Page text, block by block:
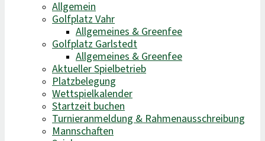
Allgemein
Golfplatz Vahr
Allgemeines & Greenfee
Golfplatz Garlstedt
Allgemeines & Greenfee
Aktueller Spielbetrieb
Platzbelegung
Wettspielkalender
Startzeit buchen
Turnieranmeldung & Rahmenausschreibung
Mannschaften